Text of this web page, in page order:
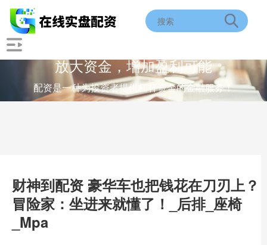
放大资金，增加盈利可能
配资是一种为投资者提供杠杆资金的金融服务！
财神到配资 豪华车也把钱花在刀刃上？
冒险家：坐进来就懂了！_后排_座椅
_Mpa